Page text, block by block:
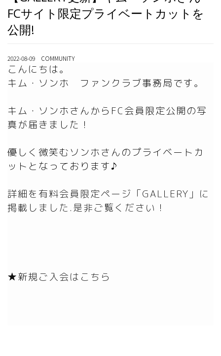
FCサイト限定プライベートカットを
公開!
2022-08-09 COMMUNITY
こんにちは。
キム・ソンホ　ファンクラブ事務局です。
キム・ソンホさんからFC会員限定公開の写
真が届きました！
優しく微笑むソンホさんのプライベートカ
詳細を有料会員限定ページ「GALLERY」に
掲載しました.是非ご覧ください！
★新規ご入会はこちら